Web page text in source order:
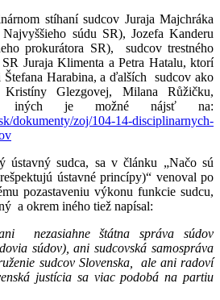
stíhaní sudcov Juraja Majchráka
Najvyššieho súdu SR), Jozefa Kanderu
prokurátora SR), sudcov trestného
Juraja Klimenta a Petra Hatalu, ktorí
Harabina, a ďalších sudcov ako
Glezgovej, Milana Růžičku,
iných je možné nájsť na:
dokumenty/zoj/104-14-disciplinarnych-
sudca, sa v článku „Načo sú
ústavné princípy)“ venoval po
pozastaveniu výkonu funkcie sudcu,
a okrem iného tiež napísal:
nezasiahne štátna správa súdov
súdov), ani sudcovská samospráva
sudcov Slovenska, ale ani radoví
justícia sa viac podobá na partiu